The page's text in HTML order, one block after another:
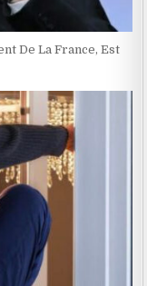
De La France, Est